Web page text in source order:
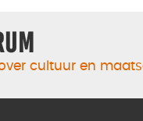
cultuur en